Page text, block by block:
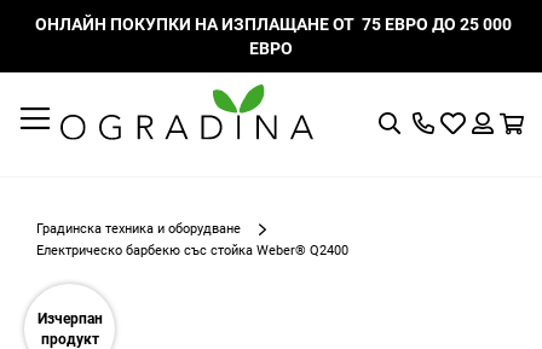
ОНЛАЙН ПОКУПКИ НА ИЗПЛАЩАНЕ ОТ 75 ЕВРО ДО 25 000
ЕВРО
ТърсенеМоят
Градинска техника и оборудване
Електрическо барбекю със стойка Weber® Q2400
Изчерпан
продукт
Преминете
към
края